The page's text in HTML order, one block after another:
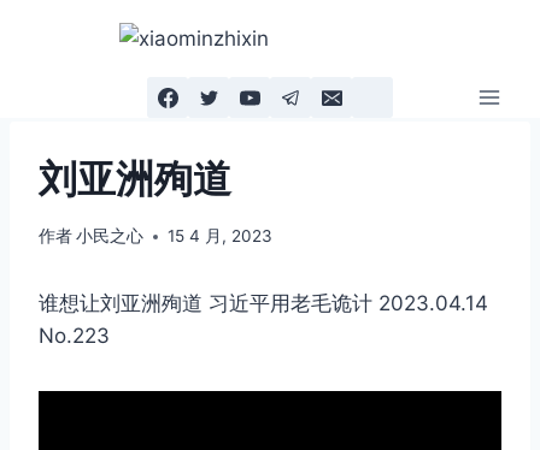
刘亚洲殉道
作者小民之心 15 4 月, 2023
谁想让刘亚洲殉道 习近平用老毛诡计 2023.04.14
No.223